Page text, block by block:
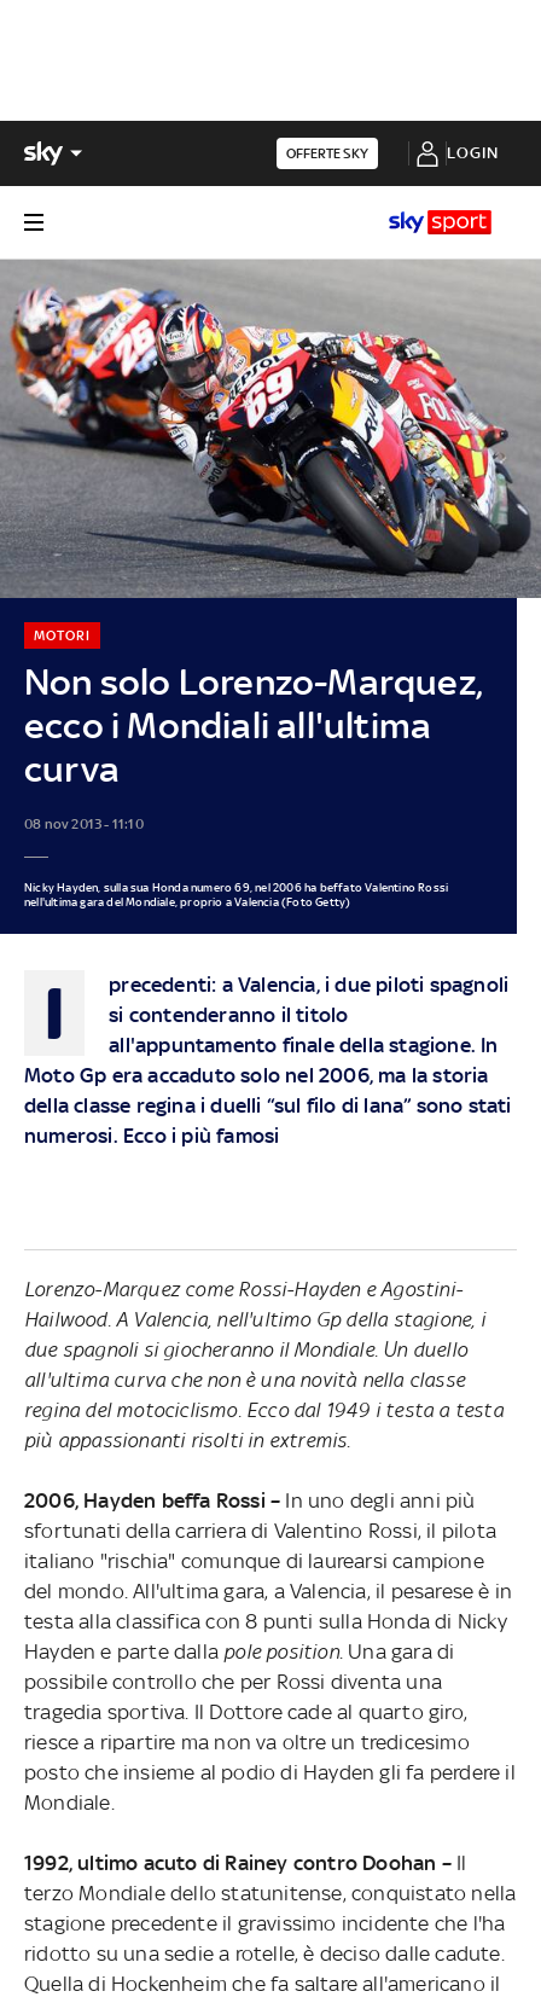
OFFERTE SKY LOGIN
Non solo Lorenzo-Marquez,
ecco i Mondiali all'ultima
curva
MOTORI
08 nov 2013 - 11:10
Nicky Hayden, sulla sua Honda numero 69, nel 2006 ha beffato Valentino Rossi
nell'ultima gara del Mondiale, proprio a Valencia (Foto Getty)
I
precedenti: a Valencia, i due piloti spagnoli
si contenderanno il titolo
all'appuntamento finale della stagione. In
Moto Gp era accaduto solo nel 2006, ma la storia
della classe regina i duelli “sul filo di lana” sono stati
numerosi. Ecco i più famosi
Lorenzo-Marquez come Rossi-Hayden e Agostini-
Hailwood. A Valencia, nell'ultimo Gp della stagione, i
due spagnoli si giocheranno il Mondiale. Un duello
all'ultima curva che non è una novità nella classe
regina del motociclismo. Ecco dal 1949 i testa a testa
più appassionanti risolti in extremis
2006, Hayden beffa Rossi – In uno degli anni più
sfortunati della carriera di Valentino Rossi, il pilota
italiano "rischia" comunque di laurearsi campione
del mondo. All'ultima gara, a Valencia, il pesarese è in
testa alla classifica con 8 punti sulla Honda di Nicky
Hayden e parte dalla pole position. Una gara di
possibile controllo che per Rossi diventa una
tragedia sportiva. Il Dottore cade al quarto giro,
riesce a ripartire ma non va oltre un tredicesimo
posto che insieme al podio di Hayden gli fa perdere il
Mondiale.
1992, ultimo acuto di Rainey contro Doohan –Il
terzo Mondiale dello statunitense, conquistato nella
stagione precedente il gravissimo incidente che l'ha
ridotto su una sedie a rotelle, è deciso dalle cadute.
Quella di Hockenheim che fa saltare all'americano il